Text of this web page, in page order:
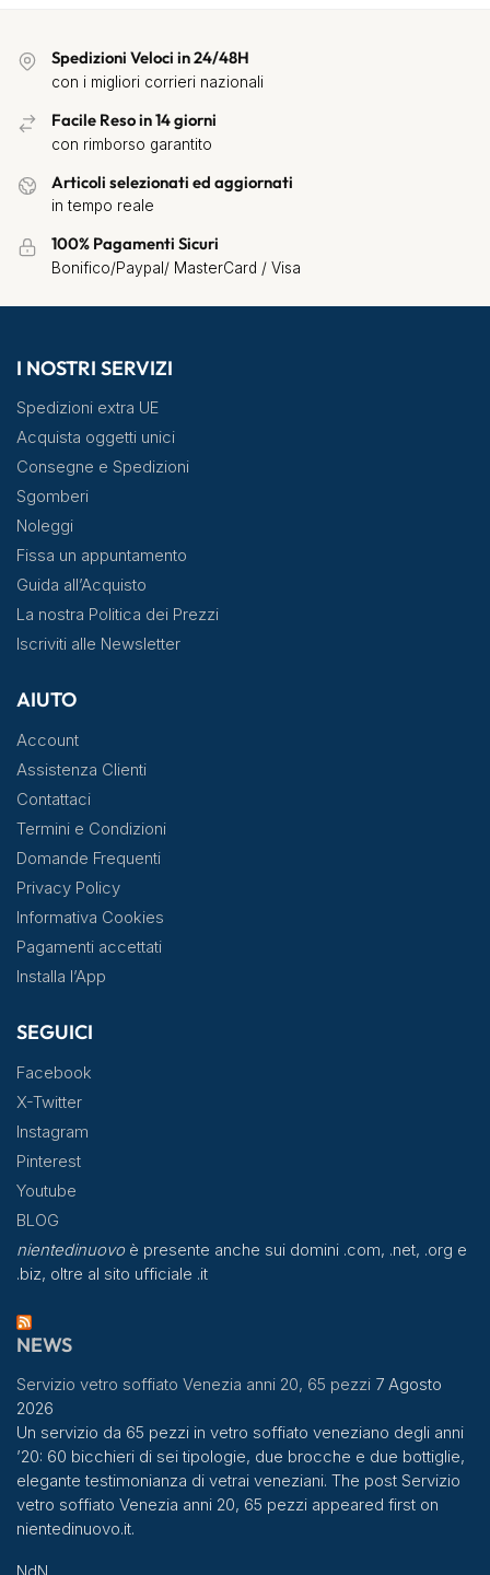
Spedizioni Veloci in 24/48H
con i migliori corrieri nazionali
Facile Reso in 14 giorni
con rimborso garantito
Articoli selezionati ed aggiornati
in tempo reale
100% Pagamenti Sicuri
Bonifico/Paypal/ MasterCard / Visa
I NOSTRI SERVIZI
Spedizioni extra UE
Acquista oggetti unici
Consegne e Spedizioni
Sgomberi
Noleggi
Fissa un appuntamento
Guida all’Acquisto
La nostra Politica dei Prezzi
Iscriviti alle Newsletter
AIUTO
Account
Assistenza Clienti
Contattaci
Termini e Condizioni
Domande Frequenti
Privacy Policy
Informativa Cookies
Pagamenti accettati
Installa l’App
SEGUICI
Facebook
X-Twitter
Instagram
Pinterest
Youtube
BLOG
nientedinuovoè presente anche sui domini .com, .net, .org e
.biz, oltre al sito ufficiale .it
NEWS
Servizio vetro soffiato Venezia anni 20, 65 pezzi 7 Agosto
2026
Un servizio da 65 pezzi in vetro soffiato veneziano degli anni
’20: 60 bicchieri di sei tipologie, due brocche e due bottiglie,
elegante testimonianza di vetrai veneziani. The post Servizio
vetro soffiato Venezia anni 20, 65 pezzi appeared first on
nientedinuovo.it.